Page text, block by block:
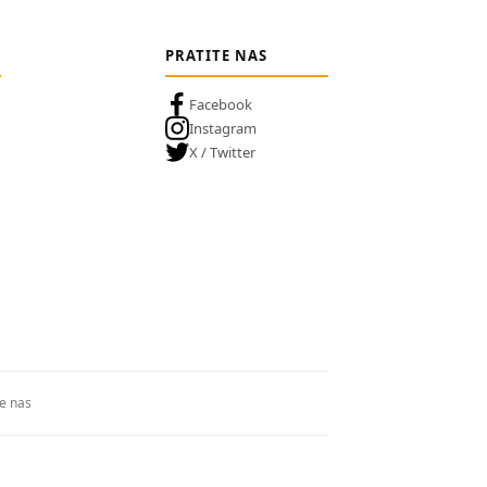
PRATITE NAS
Facebook
Instagram
X / Twitter
nas